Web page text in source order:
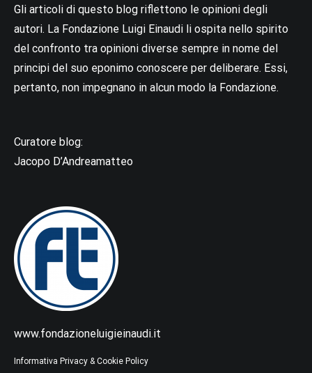
Gli articoli di questo blog riflettono le opinioni degli
autori. La Fondazione Luigi Einaudi li ospita nello spirito
del confronto tra opinioni diverse sempre in nome del
principi del suo eponimo conoscere per deliberare. Essi,
pertanto, non impegnano in alcun modo la Fondazione.
Curatore blog:
Jacopo D’Andreamatteo
www.fondazioneluigieinaudi.it
Informativa Privacy & Cookie Policy